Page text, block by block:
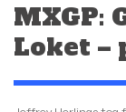
MXGP:
Loket –